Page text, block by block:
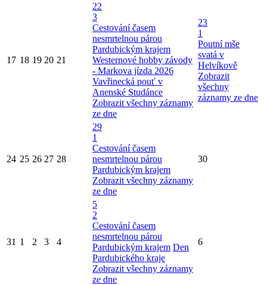
17 18 19 20 21
22
3
Cestování časem
nesmrtelnou párou
Pardubickým krajem
Westernové hobby závody
- Markova jízda 2026
Vavřinecká pouť v
Anenské Studánce
Zobrazit všechny záznamy
ze dne
23
1
Poutní mše
svatá v
Helvíkově
Zobrazit
všechny
záznamy ze dne
24 25 26 27 28
29
1
Cestování časem
nesmrtelnou párou
Pardubickým krajem
Zobrazit všechny záznamy
ze dne
30
31 1 2 3 4
5
2
Cestování časem
nesmrtelnou párou
Pardubickým krajem Den
Pardubického kraje
Zobrazit všechny záznamy
ze dne
6